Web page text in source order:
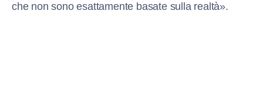
che non sono esattamente basate sulla realtà».